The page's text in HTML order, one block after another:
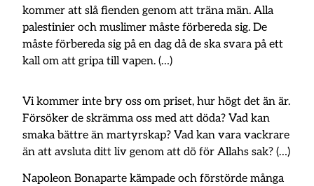
kommer att slå fienden genom att träna män. Alla
palestinier och muslimer måste förbereda sig. De
måste förbereda sig på en dag då de ska svara på ett
kall om att gripa till vapen. (…)
Vi kommer inte bry oss om priset, hur högt det än är.
Försöker de skrämma oss med att döda? Vad kan
smaka bättre än martyrskap? Vad kan vara vackrare
än att avsluta ditt liv genom att dö för Allahs sak? (…)
Napoleon Bonaparte kämpade och förstörde många